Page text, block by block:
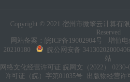
论坛 视频混
短剧 抖音|快手|视频号
热门短剧系统 跑腿
Copyright © 2021 宿州市微擎云计算有
Reserved
网站备案：皖ICP备19002904号 增值电
20210180
皖公网安备
站
网络文化经营许可证 皖网文（2022） 0230-
许可证（皖）字第01035号 出版物经营许